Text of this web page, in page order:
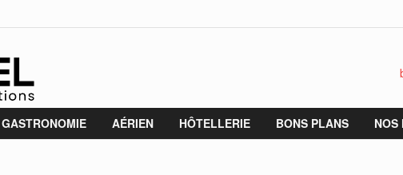
GASTRONOMIE AÉRIEN HÔTELLERIE BONS PLANS NOS